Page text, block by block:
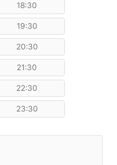
18:30
19:30
20:30
21:30
22:30
23:30